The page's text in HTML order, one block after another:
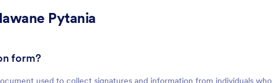
Pytania
form?
used to collect signatures and information from individuals